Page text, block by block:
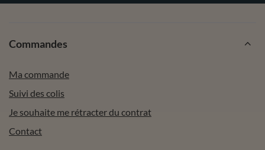
Commandes
Ma commande
Suivi des colis
Je souhaite me rétracter du contrat
Contact